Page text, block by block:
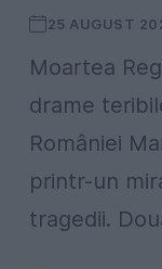
25 AUGUST
Moartea
drame
României
printr-un
tragedii.